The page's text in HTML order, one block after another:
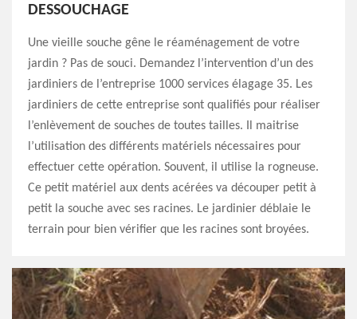
DESSOUCHAGE
Une vieille souche gêne le réaménagement de votre
jardin ? Pas de souci. Demandez l’intervention d’un des
jardiniers de l’entreprise 1000 services élagage 35. Les
jardiniers de cette entreprise sont qualifiés pour réaliser
l’enlèvement de souches de toutes tailles. Il maitrise
l’utilisation des différents matériels nécessaires pour
effectuer cette opération. Souvent, il utilise la rogneuse.
Ce petit matériel aux dents acérées va découper petit à
petit la souche avec ses racines. Le jardinier déblaie le
terrain pour bien vérifier que les racines sont broyées.